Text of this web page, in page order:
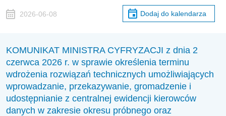
2026-06-08 Dodaj do kalendarza
KOMUNIKAT MINISTRA CYFRYZACJI z dnia 2
czerwca 2026 r. w sprawie określenia terminu
wdrożenia rozwiązań technicznych umożliwiających
wprowadzanie, przekazywanie, gromadzenie i
udostępnianie z centralnej ewidencji kierowców
danych w zakresie okresu próbnego oraz